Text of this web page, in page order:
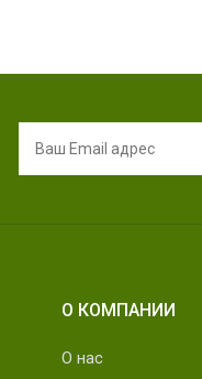
О КОМПАНИИ
О нас